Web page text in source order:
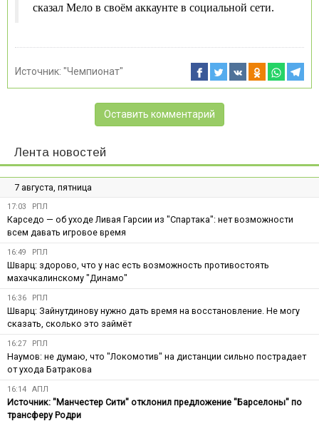
сказал Мело в своём аккаунте в социальной сети.
Источник: "Чемпионат"
Оставить комментарий
Лента новостей
7 августа, пятница
17:03 РПЛ
Карседо — об уходе Ливая Гарсии из "Спартака": нет возможности
всем давать игровое время
16:49 РПЛ
Шварц: здорово, что у нас есть возможность противостоять
махачкалинскому "Динамо"
16:36 РПЛ
Шварц: Зайнутдинову нужно дать время на восстановление. Не могу
сказать, сколько это займёт
16:27 РПЛ
Наумов: не думаю, что "Локомотив" на дистанции сильно пострадает
от ухода Батракова
16:14 АПЛ
Источник: "Манчестер Сити" отклонил предложение "Барселоны" по
трансферу Родри